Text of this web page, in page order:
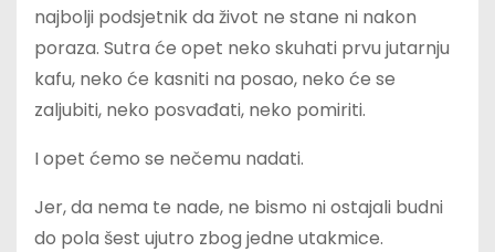
najbolji podsjetnik da život ne stane ni nakon
poraza. Sutra će opet neko skuhati prvu jutarnju
kafu, neko će kasniti na posao, neko će se
zaljubiti, neko posvađati, neko pomiriti.
I opet ćemo se nečemu nadati.
Jer, da nema te nade, ne bismo ni ostajali budni
do pola šest ujutro zbog jedne utakmice.